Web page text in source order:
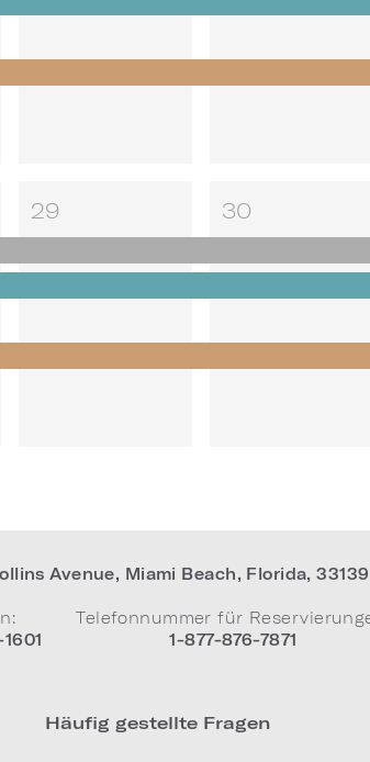
29 30
Avenue, Miami Beach, Florida,33139
Telefonnummer für
1-877-876-7871
Häufig gestellte Fragen